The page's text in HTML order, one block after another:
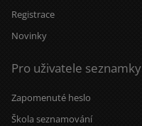
Registrace
Novinky
Pro uživatele seznamky
Zapomenuté heslo
Škola seznamování